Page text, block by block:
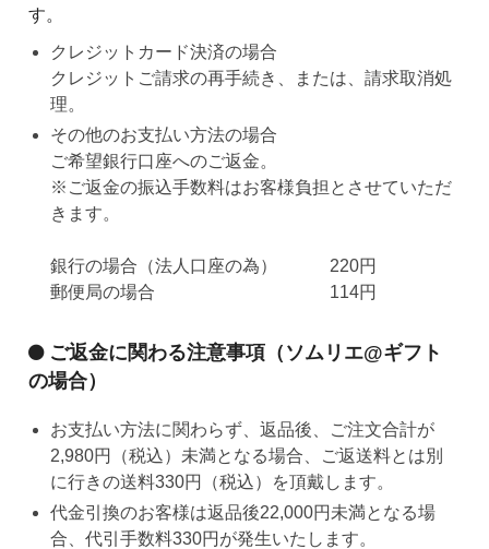
す。
クレジットカード決済の場合
クレジットご請求の再手続き、または、請求取消処
理。
その他のお支払い方法の場合
ご希望銀行口座へのご返金。
※ご返金の振込手数料はお客様負担とさせていただ
きます。
銀行の場合（法人口座の為） 220円
郵便局の場合 114円
ご返金に関わる注意事項（ソムリエ@ギフト
の場合）
お支払い方法に関わらず、返品後、ご注文合計が
2,980円（税込）未満となる場合、ご返送料とは別
に行きの送料330円（税込）を頂戴します。
代金引換のお客様は返品後22,000円未満となる場
合、代引手数料330円が発生いたします。